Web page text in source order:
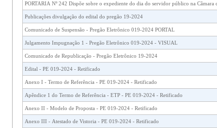
PORTARIA Nº 242 Dispõe sobre o expediente do dia do servidor público na Câmara
Publicações divulgação do edital do pregão 19-2024
Comunicado de Suspensão - Pregão Eletrônico 019-2024 PORTAL
Julgamento Impugnação 1 - Pregão Eletrônico 019-2024 - VISUAL
Comunicado de Republicação - Pregão Eletrônico 19-2024
Edital - PE 019-2024 - Retificado
Anexo I - Termo de Referência - PE 019-2024 - Retificado
Apêndice 1 do Termo de Referência - ETP - PE 019-2024 - Retificado
Anexo II - Modelo de Proposta - PE 019-2024 - Retificado
Anexo III - Atestado de Vistoria - PE 019-2024 - Retificado